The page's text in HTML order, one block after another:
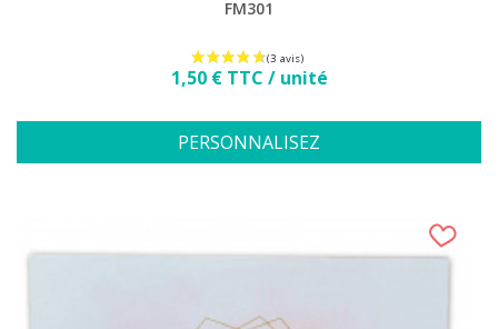
FM301
Prix
1,50 € TTC / unité
PERSONNALISEZ